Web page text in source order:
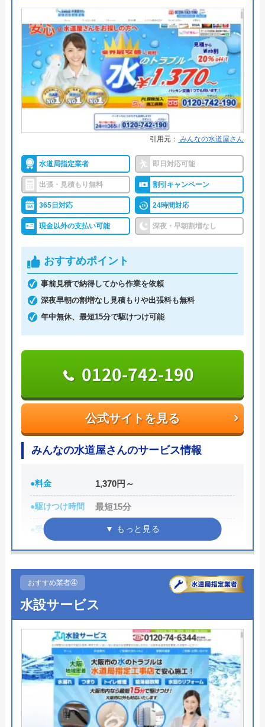
公式サイトを見る
イースマイルの基本情報
運営会社 株式会社イースマイル
代表者 島村禮孝
1992年6月1日創立
大阪府大阪市中央区瓦屋町3丁目7-3 イ
ースマイルビル
対応エリア 39都道府県
4.1（198件のクチコミ）
※クチコミの内容について
トイレが詰まって本当に困っていましたが、
イースマイルさんに依頼して大正解でした！
連絡後すぐに駆けつけてくださり、あっとい
安心して任せられました。これでまた快適に
使えます。迅速な対応に心から感謝します！
Googleクチコミを見る
●出張見積もり 出張・見積もり無料
●支払い方法
現金、クレジットカード、コンビ
ニ後払い、QRコード決済
●累計実績
提携先は大手企業との法人契約多
数
●保証・保険
商品保証最長10年・施工保証最長5
年
詳細は公式HPでご確認ください
ハウスラボホームがおすすめの理由
ハウスラボホームは全国各地に拠点を構えている水
道修理業者です。トイレ、キッチン、浴室などの水
まわりトラブル全般に対応しており、作業料金が
6,600円からとお手頃価格で提供をしています。
万が一、水まわりに問題が発生した場合は、最短20
分でお客様の元にスタッフが駆けつけます。出張見
積もりキャンセルは0円、深夜早朝でも割増料金は
自社研修を実施しているため、技術には問題ないよ
トラブルの原因や作業例などが分かりやすく記載さ
れており、依頼の際も安心できますね。候補のひと
つにしてみてください。
伝えると作業料金が2,000円割引になるWEB割があ
りますので、相談する際は必ず電話で相談し、その
際には必ず「サイトを見た」と伝えましょう。
公式サイトを見る
0120-221-611
受付時間 24時間 年中無休
ハウスラボホームの基本情報
運営会社 株式会社ハウスラボ
勝島崇裕
創業・設立 2024年11月設立
引用元： みんなの水道屋さん
水道局指定業者 即日対応可能
出張・見積もり無料 割引キャンペーン
365日対応 24時間対応
現金以外の支払い可能 深夜・早朝割増なし
おすすめポイント
事前見積で納得してから作業を依頼
深夜早朝の割増なし見積もりや出張料も無料
年中無休、最短15分で駆けつけ可能
公式サイトを見る
0120-742-190
みんなの水道屋さんのサービス情報
●料金 1,370円～
●駆けつけ時間 最短15分
●受付時間 24時間
●定休日 年中無休
●累計実績
数多くの病院メンテナンスに関わ
みんなの水道屋さんがおすすめの理由
みんなの水道屋さんは、基本料金1,370円から水道修
理を行っている水道局指定業者です。年中無休で受
け付けしており、最短15分で駆けつけてくれます。
病院メンテナンスにも携わっており、専門知識や技
おすすめ業者④
水設サービス